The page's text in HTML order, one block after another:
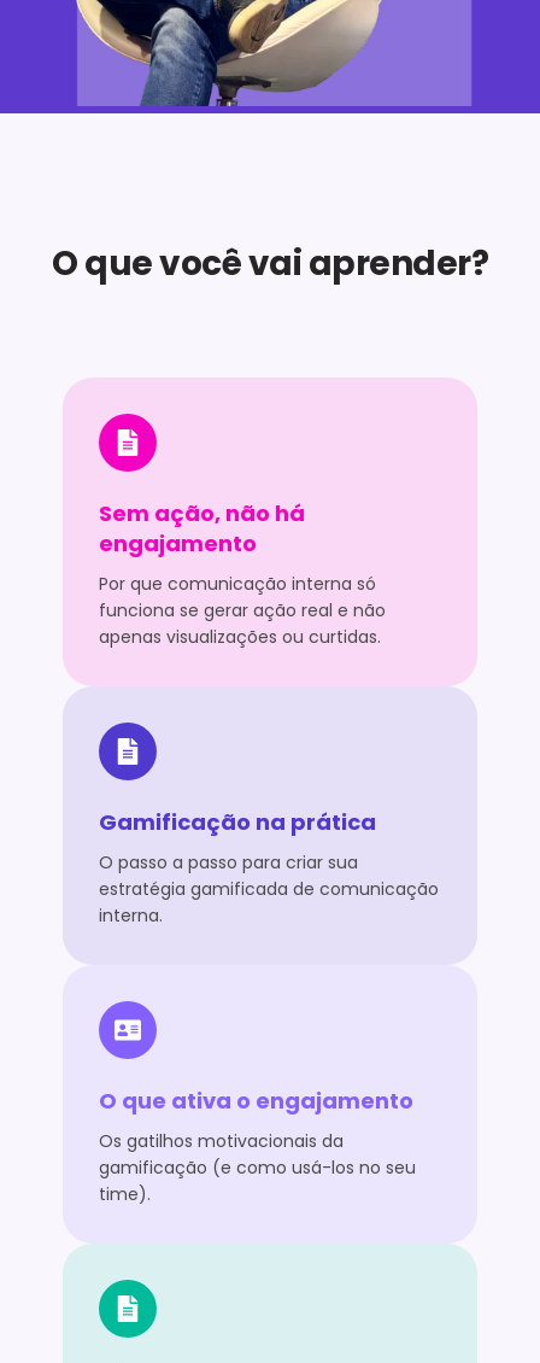
O que você vai aprender?
Sem ação, não há
engajamento
Por que comunicação interna só
funciona se gerar ação real e não
apenas visualizações ou curtidas.
Gamificação na prática
O passo a passo para criar sua
estratégia gamificada de comunicação
interna.
O que ativa o engajamento
Os gatilhos motivacionais da
gamificação (e como usá-los no seu
time).